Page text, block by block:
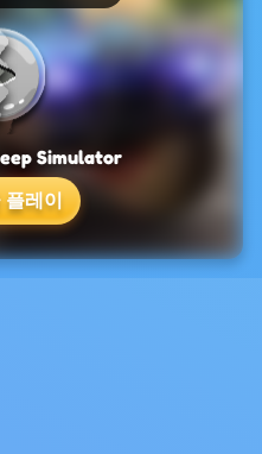
Simulator
플레이